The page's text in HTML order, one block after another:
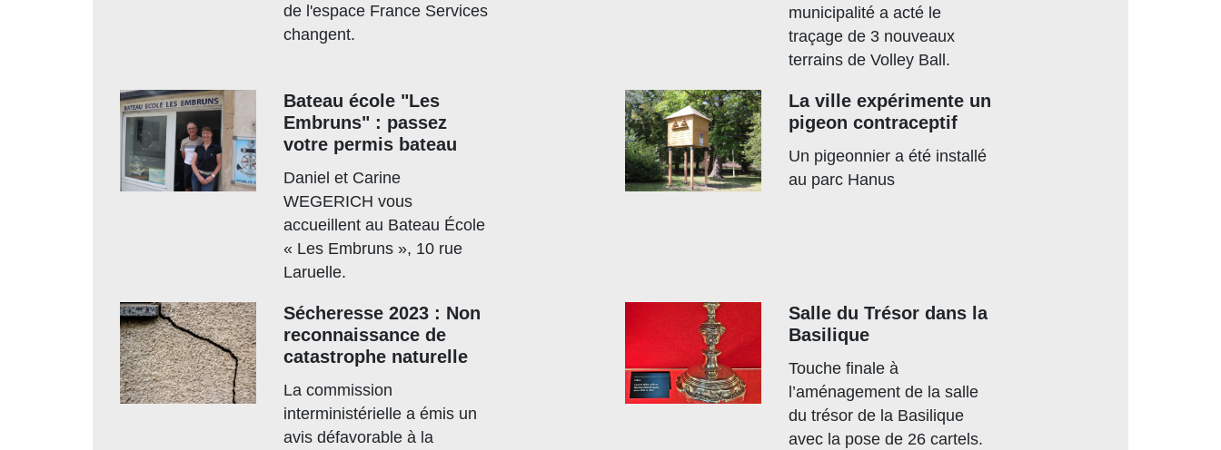
de l'espace France Services
changent.
municipalité a acté le
traçage de 3 nouveaux
terrains de Volley Ball.
Bateau école "Les
Embruns" : passez
votre permis bateau
Daniel et Carine
WEGERICH vous
accueillent au Bateau École
« Les Embruns », 10 rue
Laruelle.
La ville expérimente un
pigeon contraceptif
Un pigeonnier a été installé
au parc Hanus
Sécheresse 2023 : Non
reconnaissance de
catastrophe naturelle
La commission
interministérielle a émis un
avis défavorable à la
Salle du Trésor dans la
Basilique
Touche finale à
l’aménagement de la salle
du trésor de la Basilique
avec la pose de 26 cartels.